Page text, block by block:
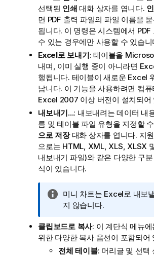
선택된 인쇄 대화 상자를 엽니다.
면 PDF 출력 파일의 파일 이름을
됩니다. 이 명령은 시스템에서
수 있는 경우에만 사용할 수 있습니
Excel로 보내기: 테이블을
내며, 이미 실행 중이 아니라면
행됩니다. 테이블이 새로운 Excel
납니다. 이 기능을 사용하려면 컴
Excel 2007 이상 버전이 설치되어
내보내기...: 내보내려는 데이터 내
름 및 테이블 파일 유형을 지정할
으로 저장대화 상자를 엽니다. 지
으로는 HTML, XML, XLS, XLSX
내보내기 파일)와 같은 다양한 구
식이 있습니다.
정
보
모
미니 차트는 Excel로 내보
지 않습니다.
클립보드로 복사: 이 계단식 메뉴
위한 다양한 복사 옵션이 포함되어
전체 테이블: 머리글 및 선택